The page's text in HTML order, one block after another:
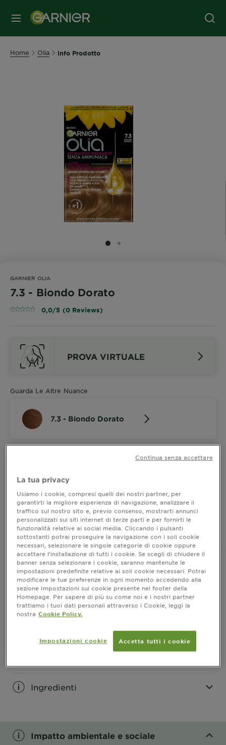
MENU
Home Olia Info Prodotto
SLIDE 1
SLIDE 2
GARNIER OLIA
7.3 - Biondo Dorato
0,0/5 (0 Reviews)
PROVA VIRTUALE
Guarda Le Altre Nuance
7.3 - Biondo Dorato
Colorazione permanente senza ammoniaca per una
FORMATO 1 KIT
ACQUISTA ORA
Dove acquistare
Risultati
CLOSE SUBPANEL
Informazioni prodotto
Ingredienti
Impatto ambientale e sociale
La tua privacy
Usiamo i cookie, compresi quelli dei nostri partner, per
garantirti la migliore esperienza di navigazione, analizzare il
traffico sul nostro sito e, previo consenso, mostrarti annunci
personalizzati sui siti internet di terze parti e per fornirti le
funzionalità relative ai social media. Cliccando i pulsanti
sottostanti potrai proseguire la navigazione con i soli cookie
necessari, selezionare le singole categorie di cookie oppure
accettare l’installazione di tutti i cookie. Se scegli di chiudere il
banner senza selezionare i cookie, saranno mantenute le
impostazioni predefinite relative ai soli cookie necessari. Potrai
modificare le tue preferenze in ogni momento accedendo alla
sezione Impostazioni sui cookie presente nel footer della
Homepage. Per sapere di più su come noi e i nostri partner
trattiamo i tuoi dati personali attraverso i Cookie, leggi la
nostra Cookie Policy.
Impostazioni cookie Accetta tutti i cookie
Continua senza accettare